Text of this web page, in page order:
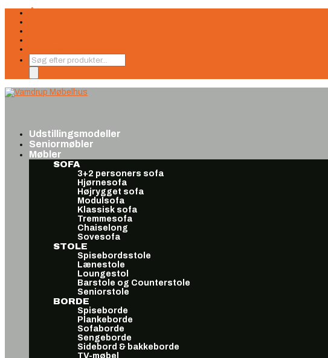
Products
search
Udstillingsmodeller
Seniormøbler
Møbler
SOFA
3+2 personers sofa
Hjørnesofa
Højrygget sofa
Modulsofa
Klassisk sofa
Tremmesofa
Chaiselong
Sovesofa
STOLE
Spisebordsstole
Lænestole
Loungestol
Barstole og Counterstole
Seniorstole
BORDE
Spiseborde
Plankeborde
Sofaborde
Sengeborde
Sidebord & bakkeborde
TV-møbel